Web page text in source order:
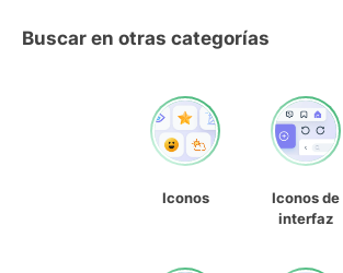
Buscar en otras categorías
Iconos
Iconos de
interfaz